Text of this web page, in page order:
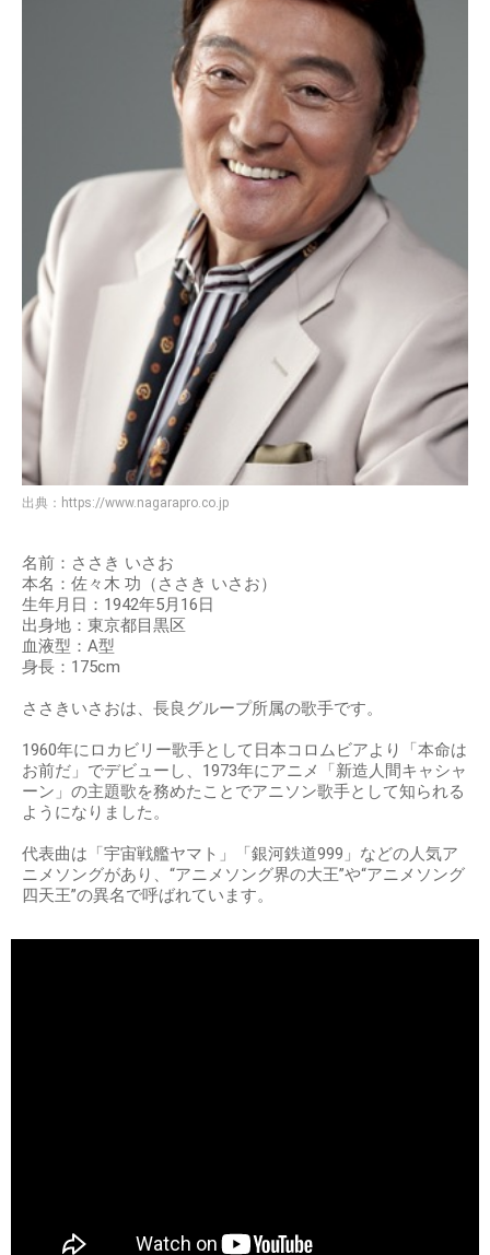
出典： https://www.nagarapro.co.jp
名前：ささき いさお
本名：佐々木 功（ささき いさお）
生年月日：1942年5月16日
出身地：東京都目黒区
血液型：A型
身長：175cm
ささきいさおは、長良グループ所属の歌手です。
1960年にロカビリー歌手として日本コロムビアより「本命は
お前だ」でデビューし、1973年にアニメ「新造人間キャシャ
ーン」の主題歌を務めたことでアニソン歌手として知られる
ようになりました。
代表曲は「宇宙戦艦ヤマト」「銀河鉄道999」などの人気ア
ニメソングがあり、“アニメソング界の大王”や“アニメソング
四天王”の異名で呼ばれています。